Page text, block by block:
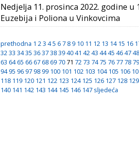
Nedjelja 11. prosinca 2022. godine u
Euzebija i Poliona u Vinkovcima
prethodna 1 23 45 6 7 8 9 10 11 12 13 14 15 16
3233 3435 363738394041 4243 4445 464748
63 64 65 66 67 68 69 70 71 72 73 74 75 76 77 78 79
94 95 96 97 98 99 100 101 102 103 104 105 106
118 119 120 121 122 123 124 125 126 127 128 129
140 141 142 143 144 145 146 147 sljedeća